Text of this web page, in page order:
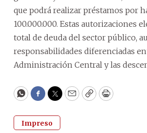
que podrá realizar préstamos por
100.000.000. Estas autorizaciones
total de deuda del sector público,
responsabilidades diferenciadas
Administración Central y las
WhatsApp
Facebook
Twitter
EmailCopyPrint
Impreso